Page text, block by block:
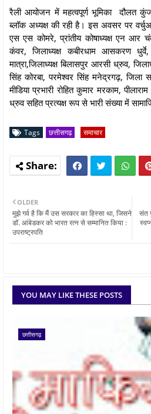
रैली आयोजन में महत्वपूर्ण भूमिका दौलत
ब्लॉक अध्यक्ष की रही है। इस अवसर पर
एस एस कोमरे, प्रांतीय कोषाध्यक्ष एन आर
कंवर, जिलाध्यक्ष कबीरधाम आसकरण धुर्वे,
मात्रा,जिलाध्यक्ष बिलासपुर आरसी ध्रुव,
सिंह कोरबा, परमेश्वर सिंह मनेद्रगढ़, जिला
मीडिया प्रभारी रोहित कुमार मरकाम,
ध्रुव सहित प्रत्यक्ष रूप से भारी संख्या में
Tags छत्तीसगढ़ समाचार
संत
OLDER
मुझे गर्व है कि मैं उस सरकार का हिस्सा था, जिसने
डॉ. आंबेडकर को भारत रत्न से सम्मानित किया :
उपराष्ट्रपति
YOU MAY LIKE THESE POSTS
छत्तीसगढ़